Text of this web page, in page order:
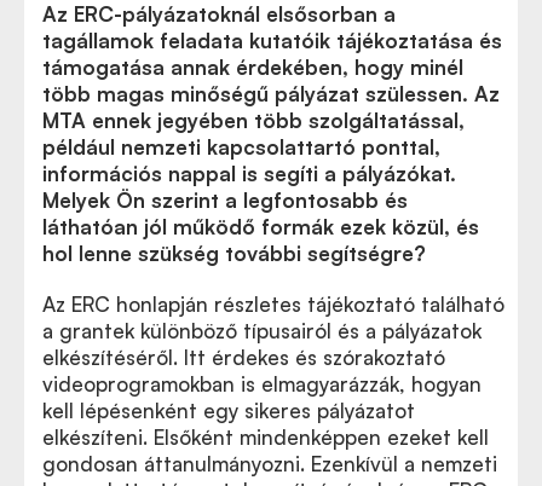
Az ERC-pályázatoknál elsősorban a
tagállamok feladata kutatóik tájékoztatása és
támogatása annak érdekében, hogy minél
több magas minőségű pályázat szülessen. Az
MTA ennek jegyében több szolgáltatással,
például nemzeti kapcsolattartó ponttal,
információs nappal is segíti a pályázókat.
Melyek Ön szerint a legfontosabb és
láthatóan jól működő formák ezek közül, és
hol lenne szükség további segítségre?
Az ERC honlapján részletes tájékoztató található
a grantek különböző típusairól és a pályázatok
elkészítéséről. Itt érdekes és szórakoztató
videoprogramokban is elmagyarázzák, hogyan
kell lépésenként egy sikeres pályázatot
elkészíteni. Elsőként mindenképpen ezeket kell
gondosan áttanulmányozni. Ezenkívül a nemzeti